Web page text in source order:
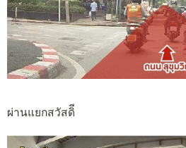
ผ่านแยกสวัสดิี